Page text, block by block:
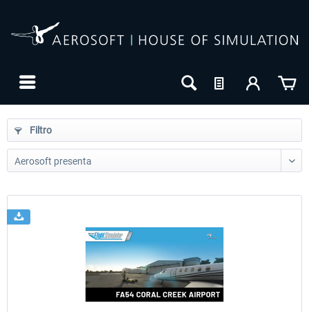
Filtro